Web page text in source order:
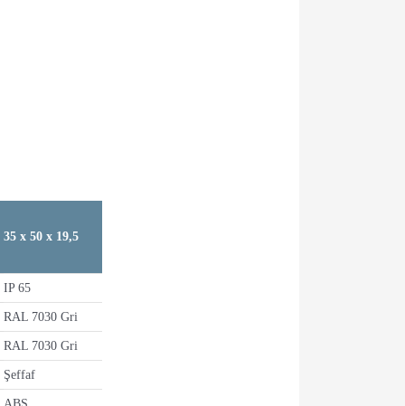
35 x 50 x 19,5
IP 65
RAL 7030 Gri
RAL 7030 Gri
Şeffaf